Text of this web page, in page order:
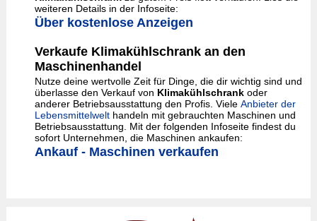
weiteren Details in der Infoseite:
Über kostenlose Anzeigen
Verkaufe Klimakühlschrank an den
Maschinenhandel
Nutze deine wertvolle Zeit für Dinge, die dir wichtig sind und
überlasse den Verkauf von Klimakühlschrankoder
anderer Betriebsausstattung den Profis. Viele Anbieter der
Lebensmittelwelthandeln mit gebrauchten Maschinen und
Betriebsausstattung. Mit der folgenden Infoseite findest du
sofort Unternehmen, die Maschinen ankaufen:
Ankauf - Maschinen verkaufen